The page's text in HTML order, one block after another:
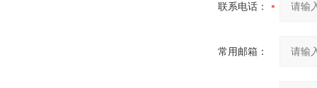
联系电话：
常用邮箱：